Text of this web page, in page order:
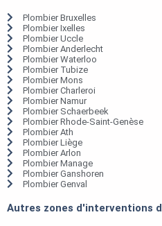
Plombier Bruxelles
Plombier Ixelles
Plombier Uccle
Plombier Anderlecht
Plombier Waterloo
Plombier Tubize
Plombier Mons
Plombier Charleroi
Plombier Namur
Plombier Schaerbeek
Plombier Rhode-Saint-Genèse
Plombier Ath
Plombier Liège
Plombier Arlon
Plombier Manage
Plombier Ganshoren
Plombier Genval
Autres zones d'interventions